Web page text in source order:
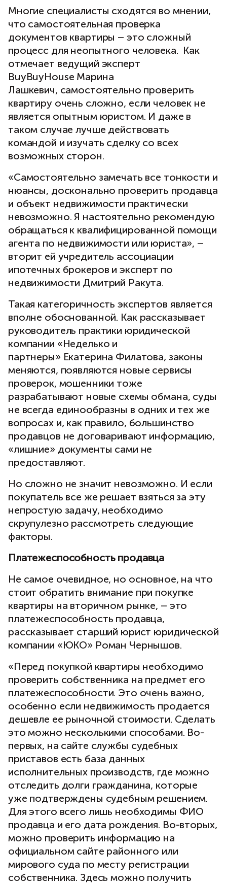
Многие специалисты сходятся во мнении,
что самостоятельная проверка
документов квартиры – это сложный
процесс для неопытного человека. Как
отмечает ведущий эксперт
BuyBuyHouse Марина
Лашкевич, самостоятельно проверить
квартиру очень сложно, если человек не
является опытным юристом. И даже в
таком случае лучше действовать
командой и изучать сделку со всех
возможных сторон.
«Самостоятельно замечать все тонкости и
нюансы, досконально проверить продавца
и объект недвижимости практически
невозможно. Я настоятельно рекомендую
обращаться к квалифицированной помощи
агента по недвижимости или юриста», –
вторит ей учредитель ассоциации
ипотечных брокеров и эксперт по
недвижимости Дмитрий Ракута.
Такая категоричность экспертов является
вполне обоснованной. Как рассказывает
руководитель практики юридической
компании «Неделько и
партнеры» Екатерина Филатова, законы
меняются, появляются новые сервисы
проверок, мошенники тоже
разрабатывают новые схемы обмана, суды
не всегда единообразны в одних и тех же
вопросах и, как правило, большинство
продавцов не договаривают информацию,
«лишние» документы сами не
предоставляют.
Но сложно не значит невозможно. И если
покупатель все же решает взяться за эту
непростую задачу, необходимо
скрупулезно рассмотреть следующие
факторы.
Платежеспособность продавца
Не самое очевидное, но основное, на что
стоит обратить внимание при покупке
квартиры на вторичном рынке, – это
платежеспособность продавца,
рассказывает старший юрист юридической
компании «ЮКО» Роман Чернышов.
«Перед покупкой квартиры необходимо
проверить собственника на предмет его
платежеспособности. Это очень важно,
особенно если недвижимость продается
дешевле ее рыночной стоимости. Сделать
это можно несколькими способами. Во-
первых, на сайте службы судебных
приставов есть база данных
исполнительных производств, где можно
отследить долги гражданина, которые
уже подтверждены судебным решением.
Для этого всего лишь необходимы ФИО
продавца и его дата рождения. Во-вторых,
можно проверить информацию на
официальном сайте районного или
мирового суда по месту регистрации
собственника. Здесь можно получить